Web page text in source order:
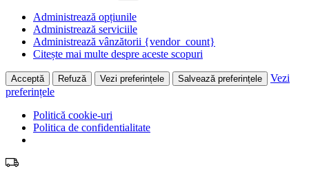
Administrează opțiunile
Administrează serviciile
Administrează vânzătorii {vendor_count}
Citește mai multe despre aceste scopuri
Acceptă Refuză Vezi preferințele Salvează preferințele
Vezi
preferințele
Politică cookie-uri
Politica de confidentialitate